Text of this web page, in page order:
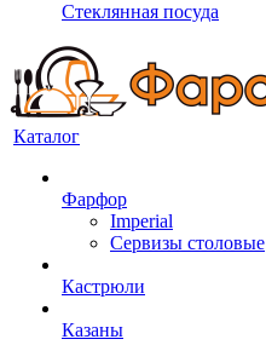
Стеклянная посуда
Каталог
Фарфор
Imperial
Сервизы столовые
Кастрюли
Казаны